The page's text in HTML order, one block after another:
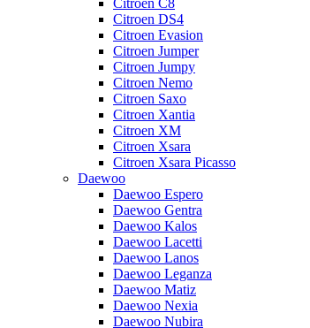
Citroen C8
Citroen DS4
Citroen Evasion
Citroen Jumper
Citroen Jumpy
Citroen Nemo
Citroen Saxo
Citroen Xantia
Citroen XM
Citroen Xsara
Citroen Xsara Picasso
Daewoo
Daewoo Espero
Daewoo Gentra
Daewoo Kalos
Daewoo Lacetti
Daewoo Lanos
Daewoo Leganza
Daewoo Matiz
Daewoo Nexia
Daewoo Nubira